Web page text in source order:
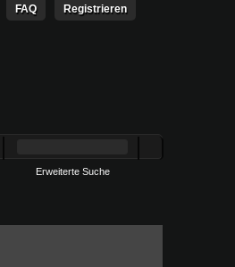
Registrieren
FAQ
Erweiterte Suche